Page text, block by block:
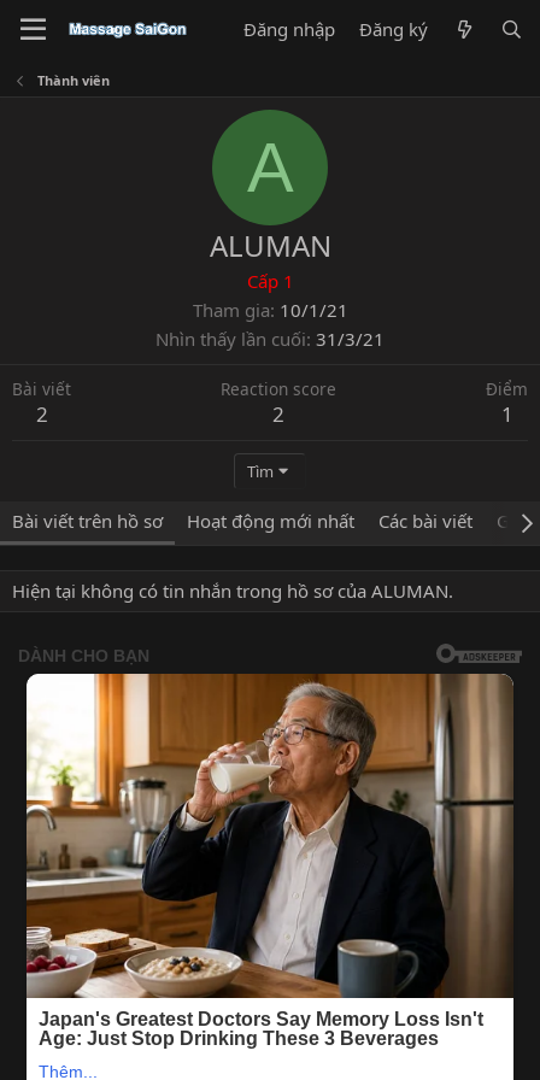
Đăng nhập Đăng ký
Thành viên
A
ALUMAN
Cấp 1
Tham gia 10/1/21
Nhìn thấy lần cuối 31/3/21
Bài viết
2
Reaction score
2
Điểm
1
Tìm
Bài viết trên hồ sơ Hoạt động mới nhất Các bài viết Giới
Hiện tại không có tin nhắn trong hồ sơ của ALUMAN.